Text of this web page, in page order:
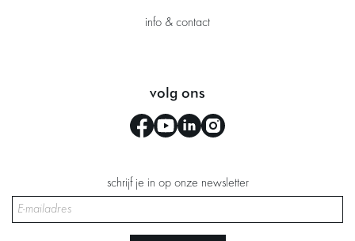
info & contact
volg ons
schrijf je in op onze newsletter